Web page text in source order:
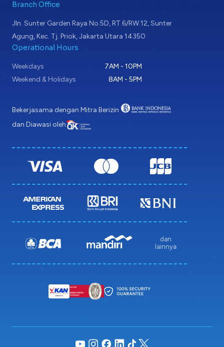
Branch Office
Jln. Sunter Garden Raya No.5D, RT.6/RW.12, Sunter
Agung, Kec. Tj. Priok, Jakarta Utara 14350
Operational Hours
Weekdays
7AM - 10PM
Weekend & Holidays
8AM - 5PM
Bekerjasama dengan Mitra Berizin
dan Diawasi oleh
dan
lainnya